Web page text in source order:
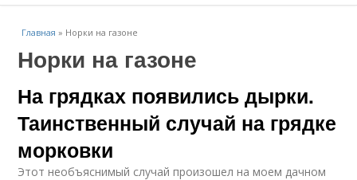
Главная » Норки на газоне
Норки на газоне
На грядках появились дырки.
Таинственный случай на грядке
морковки
Этот необъяснимый случай произошел на моем дачном